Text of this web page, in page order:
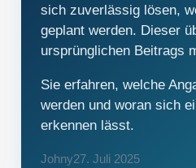
sich zuverlässig lösen,
geplant werden. Dieser
ursprünglichen Beitrags
Sie erfahren, welche
werden und woran sich
erkennen lässt.
Johny27. Juli 2025